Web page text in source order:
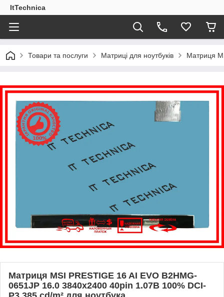
ItTechnica
Товари та послуги Матриці для ноутбуків Матриця
Матриця MSI PRESTIGE 16 AI EVO B2HMG-
0651JP 16.0 3840x2400 40pin 1.07B 100% DCI-